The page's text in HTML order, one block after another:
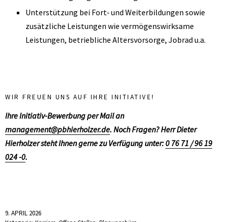
Unterstützung bei Fort‑ und Weiterbildungen sowie
zusätzliche Leistungen wie vermögenswirksame
Leistungen, betriebliche Altersvorsorge, Jobrad u.a.
WIR FREUEN UNS AUF IHRE INITIATIVE!
Ihre Initiativ-Bewerbung per Mail an
management@pbhierholzer.de. Noch Fragen? Herr Dieter
Hierholzer steht Ihnen gerne zu Verfügung unter:0 76 71 / 96 19
024 -0.
9. APRIL 2026